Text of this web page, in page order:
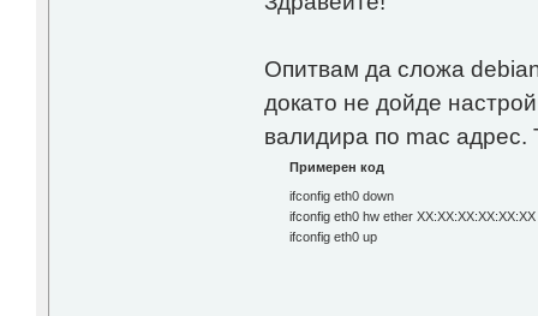
Опитвам да сложа
докато не дойде
валидира по mac адрес.
Примерен код
ifconfig eth0 down
ifconfig eth0 hw ether
ifconfig eth0 up